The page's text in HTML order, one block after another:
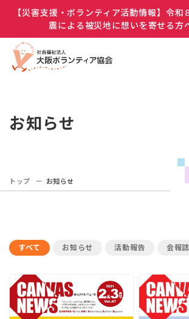
【災害支援・ボランティア活動情報】令和
震による被災地に想いを寄せる方
お知らせ
トップ お知らせ
すべて お知らせ 活動報告 会報